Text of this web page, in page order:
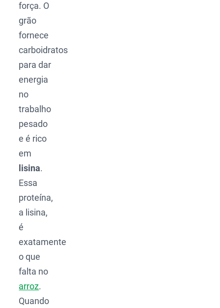
força. O
grão
fornece
carboidratos
para dar
energia
no
trabalho
pesado
e é rico
em
lisina.
Essa
proteína,
a lisina,
é
exatamente
o que
falta no
arroz.
Quando